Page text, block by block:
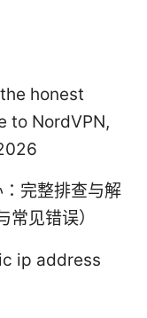
honest
to NordVPN,
完整排查与解
见错误）
ip address